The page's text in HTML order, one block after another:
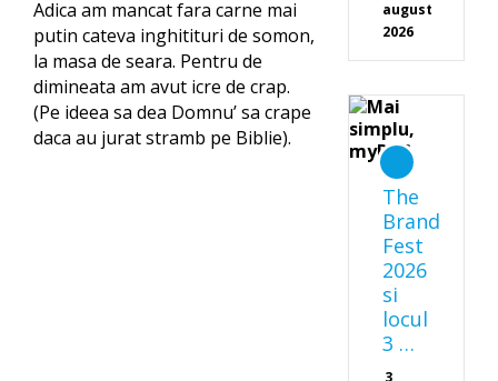
Adica am mancat fara carne mai
putin cateva inghitituri de somon,
la masa de seara. Pentru de
dimineata am avut icre de crap.
(Pe ideea sa dea Domnu’ sa crape
daca au jurat stramb pe Biblie).
august
2026
The
Brand
Fest
2026
si
locul
3 …
3